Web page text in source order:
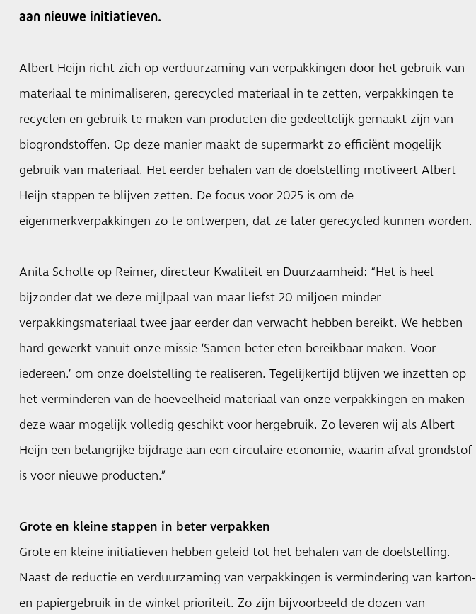
aan nieuwe initiatieven.
Albert Heijn richt zich op verduurzaming van verpakkingen door het gebruik van
materiaal te minimaliseren, gerecycled materiaal in te zetten, verpakkingen te
recyclen en gebruik te maken van producten die gedeeltelijk gemaakt zijn van
biogrondstoffen. Op deze manier maakt de supermarkt zo efficiënt mogelijk
gebruik van materiaal. Het eerder behalen van de doelstelling motiveert Albert
Heijn stappen te blijven zetten. De focus voor 2025 is om de
eigenmerkverpakkingen zo te ontwerpen, dat ze later gerecycled kunnen worden.
Anita Scholte op Reimer, directeur Kwaliteit en Duurzaamheid: “Het is heel
bijzonder dat we deze mijlpaal van maar liefst 20 miljoen minder
verpakkingsmateriaal twee jaar eerder dan verwacht hebben bereikt. We hebben
hard gewerkt vanuit onze missie ‘Samen beter eten bereikbaar maken. Voor
iedereen.’ om onze doelstelling te realiseren. Tegelijkertijd blijven we inzetten op
het verminderen van de hoeveelheid materiaal van onze verpakkingen en maken
deze waar mogelijk volledig geschikt voor hergebruik. Zo leveren wij als Albert
Heijn een belangrijke bijdrage aan een circulaire economie, waarin afval grondstof
is voor nieuwe producten.”
Grote en kleine stappen in beter verpakken
Grote en kleine initiatieven hebben geleid tot het behalen van de doelstelling.
Naast de reductie en verduurzaming van verpakkingen is vermindering van karton-
en papiergebruik in de winkel prioriteit. Zo zijn bijvoorbeeld de dozen van